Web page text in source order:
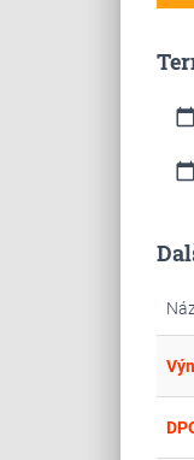
calendar_today
calendar_today